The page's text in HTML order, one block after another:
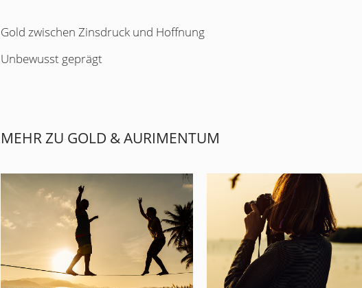
Gold zwischen Zinsdruck und Hoffnung
Unbewusst geprägt
MEHR ZU GOLD & AURIMENTUM